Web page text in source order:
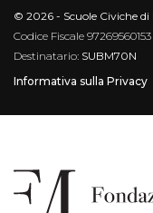
© 2026 - Scuole Civiche di
Codice Fiscale
Destinatario: SUBM70N
Informativa sulla Privacy